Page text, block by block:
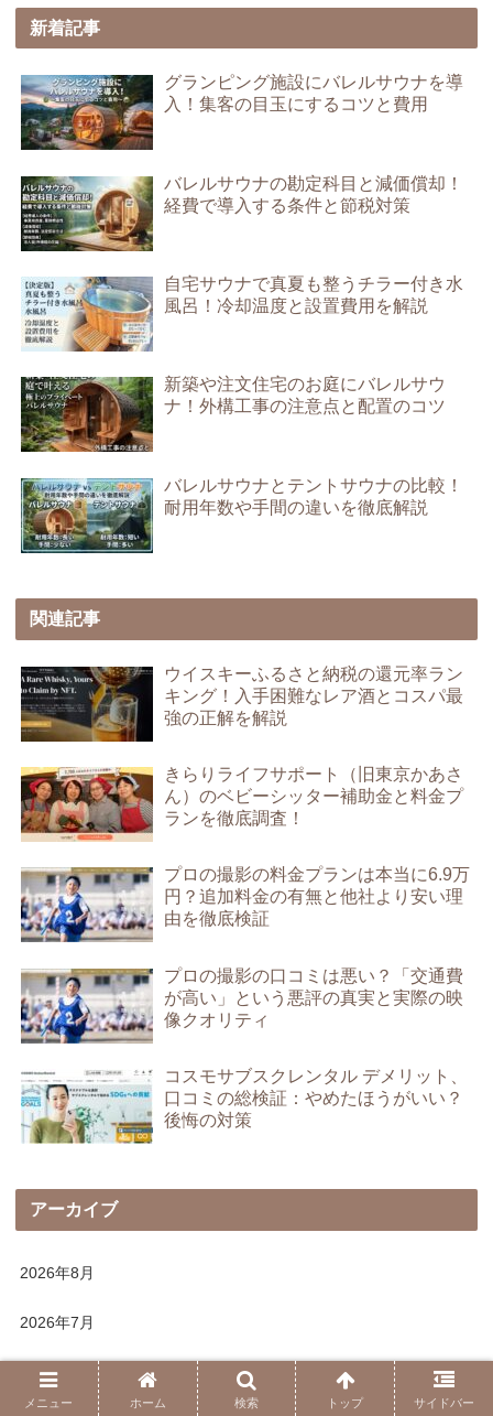
新着記事
グランピング施設にバレルサウナを導
入！集客の目玉にするコツと費用
バレルサウナの勘定科目と減価償却！
経費で導入する条件と節税対策
自宅サウナで真夏も整うチラー付き水
風呂！冷却温度と設置費用を解説
新築や注文住宅のお庭にバレルサウ
ナ！外構工事の注意点と配置のコツ
バレルサウナとテントサウナの比較！
耐用年数や手間の違いを徹底解説
関連記事
ウイスキーふるさと納税の還元率ラン
キング！入手困難なレア酒とコスパ最
強の正解を解説
きらりライフサポート（旧東京かあさ
ん）のベビーシッター補助金と料金プ
ランを徹底調査！
プロの撮影の料金プランは本当に6.9万
円？追加料金の有無と他社より安い理
由を徹底検証
プロの撮影の口コミは悪い？「交通費
が高い」という悪評の真実と実際の映
像クオリティ
コスモサブスクレンタル デメリット、
口コミの総検証：やめたほうがいい？
後悔の対策
アーカイブ
2026年8月
2026年7月
2026年6月
メニュー ホーム 検索 トップ サイドバー